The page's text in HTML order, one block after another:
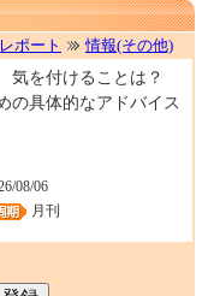
ポート 情報(その他)
を付けることは？
の具体的なアドバイス
08/06
月刊